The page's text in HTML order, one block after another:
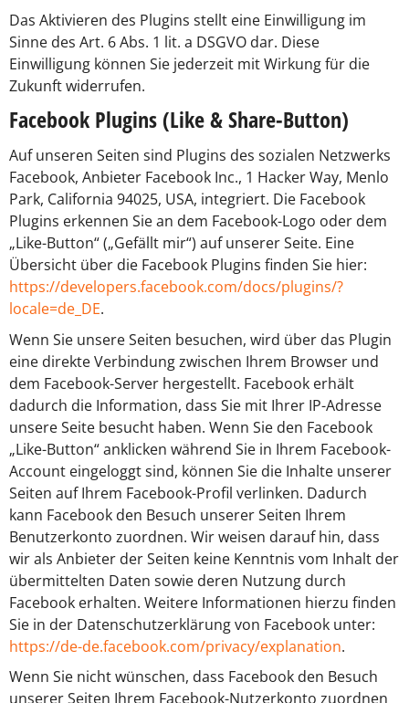
Das Aktivieren des Plugins stellt eine Einwilligung im
Sinne des Art. 6 Abs. 1 lit. a DSGVO dar. Diese
Einwilligung können Sie jederzeit mit Wirkung für die
Zukunft widerrufen.
Facebook Plugins (Like & Share-Button)
Auf unseren Seiten sind Plugins des sozialen Netzwerks
Facebook, Anbieter Facebook Inc., 1 Hacker Way, Menlo
Park, California 94025, USA, integriert. Die Facebook
Plugins erkennen Sie an dem Facebook-Logo oder dem
„Like-Button“ („Gefällt mir“) auf unserer Seite. Eine
Übersicht über die Facebook Plugins finden Sie hier:
https://developers.facebook.com/docs/plugins/?
locale=de_DE.
Wenn Sie unsere Seiten besuchen, wird über das Plugin
eine direkte Verbindung zwischen Ihrem Browser und
dem Facebook-Server hergestellt. Facebook erhält
dadurch die Information, dass Sie mit Ihrer IP-Adresse
unsere Seite besucht haben. Wenn Sie den Facebook
„Like-Button“ anklicken während Sie in Ihrem Facebook-
Account eingeloggt sind, können Sie die Inhalte unserer
Seiten auf Ihrem Facebook-Profil verlinken. Dadurch
kann Facebook den Besuch unserer Seiten Ihrem
Benutzerkonto zuordnen. Wir weisen darauf hin, dass
wir als Anbieter der Seiten keine Kenntnis vom Inhalt der
übermittelten Daten sowie deren Nutzung durch
Facebook erhalten. Weitere Informationen hierzu finden
Sie in der Datenschutzerklärung von Facebook unter:
https://de-de.facebook.com/privacy/explanation.
Wenn Sie nicht wünschen, dass Facebook den Besuch
unserer Seiten Ihrem Facebook-Nutzerkonto zuordnen